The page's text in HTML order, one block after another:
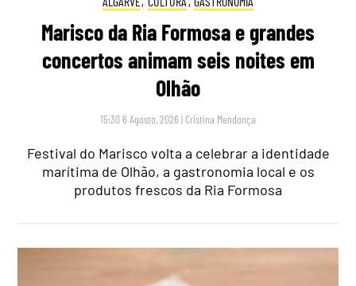
Marisco da Ria Formosa e grandes
concertos animam seis noites em
Olhão
15:30 6 Agosto, 2026 | Cristina Mendonça
Festival do Marisco volta a celebrar a identidade
marítima de Olhão, a gastronomia local e os
produtos frescos da Ria Formosa